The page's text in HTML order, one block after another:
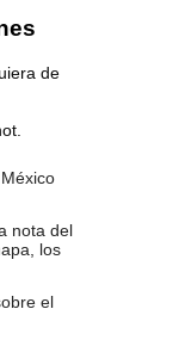
de
nota del
los
el